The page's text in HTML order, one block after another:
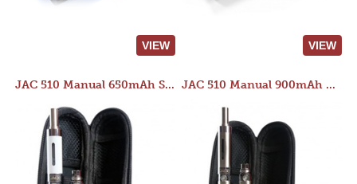
VIEW VIEW
JAC 510 Manual 650mAh Starter Kit JAC 510 Manual 900mAh Starter Kit